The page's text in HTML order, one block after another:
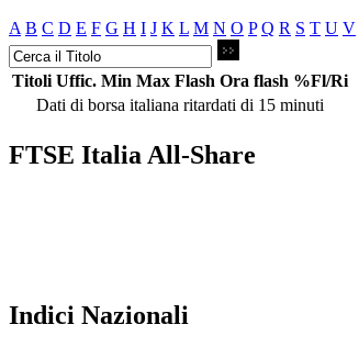
A B C D E F G H I J K L M N O P Q R S T U V
Titoli Uffic. Min Max Flash Ora flash %Fl/Ri
Dati di borsa italiana ritardati di 15 minuti
FTSE Italia All-Share
Indici Nazionali